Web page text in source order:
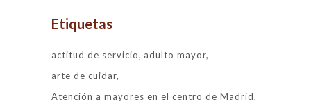
Etiquetas
actitud de servicio
adulto mayor
arte de cuidar
Atención a mayores en el centro de Madrid